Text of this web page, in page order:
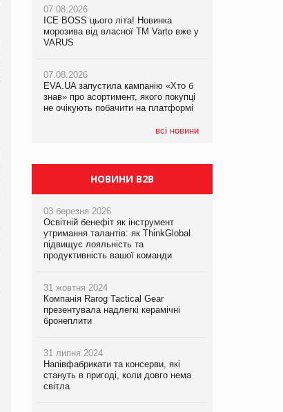
07.08.2026
ICE BOSS цього літа! Новинка
морозива від власної ТМ Varto вже у
VARUS
07.08.2026
EVA.UA запустила кампанію «Хто б
знав» про асортимент, якого покупці
не очікують побачити на платформі
всі новини
06.08.2026
Смачна новинка для хвостатих: у
VARUS з’явилися паучі Varto Paw
05.08.2026
Мережа супермаркетів VARUS купує
мережу магазинів формату
компанія налічуватиме 374 магазини
07.08.2026
Франція заборонила рекламні дзвінки
НОВИНИ B2B
03 березня 2026
Освітній бенефіт як інструмент
утримання талантів: як ThinkGlobal
підвищує лояльність та
продуктивність вашої команди
31 жовтня 2024
Компанія Rarog Tactical Gear
презентувала надлегкі керамічні
бронеплити
31 липня 2024
Напівфабрикати та консерви, які
стануть в пригоді, коли довго нема
світла